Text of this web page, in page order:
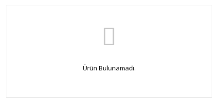
Ürün Bulunamadı.